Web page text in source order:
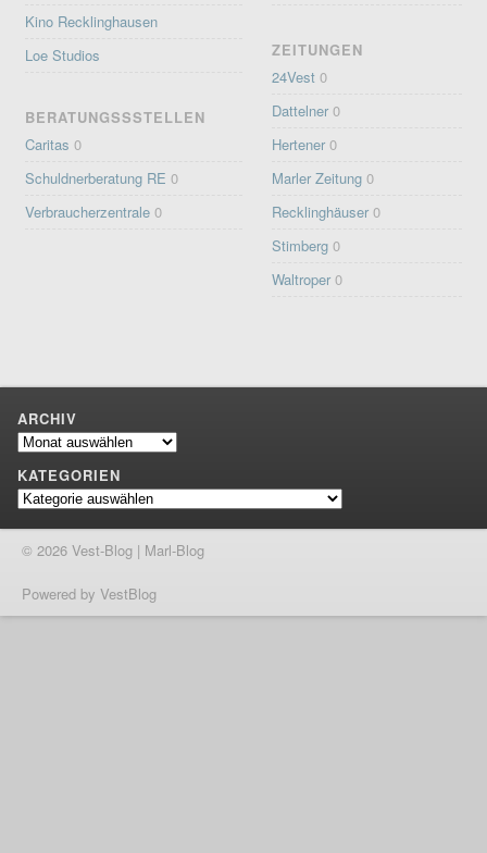
Kino Recklinghausen
Loe Studios
BERATUNGSSSTELLEN
Caritas 0
Schuldnerberatung RE 0
Verbraucherzentrale 0
ZEITUNGEN
24Vest 0
Dattelner 0
Hertener 0
Marler Zeitung 0
Recklinghäuser 0
Stimberg 0
Waltroper 0
ARCHIV
Archiv
KATEGORIEN
Kategorien
© 2026 Vest-Blog | Marl-Blog
Powered by VestBlog